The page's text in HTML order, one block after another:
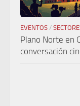
EVENTOS /
Plano Norte en
conversación